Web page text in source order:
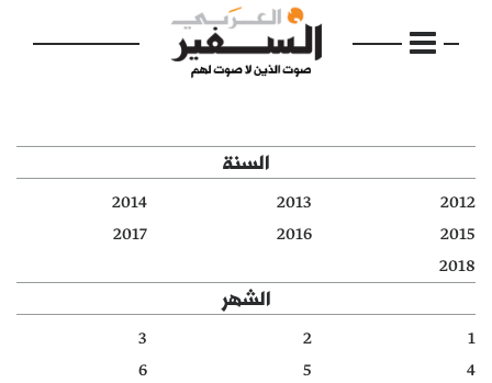
الرئيسية
مواضيع
السنة
2012
2013
2014
2015
2016
2017
2018
الشهر
1
2
3
4
5
6